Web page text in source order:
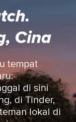
Cina
tempat
di sini
di Tinder,
lokal di